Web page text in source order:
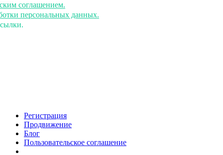
соглашением.
персональных данных.
Регистрация
Продвижение
Блог
Пользовательское соглашение